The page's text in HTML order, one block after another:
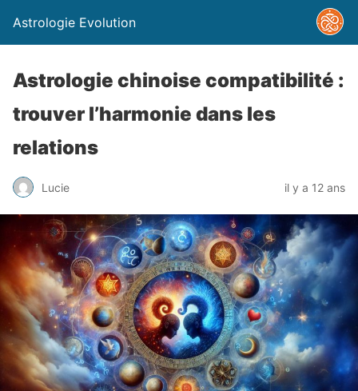
Astrologie Evolution
Astrologie chinoise compatibilité :
trouver l’harmonie dans les
relations
Lucie il y a 12 ans